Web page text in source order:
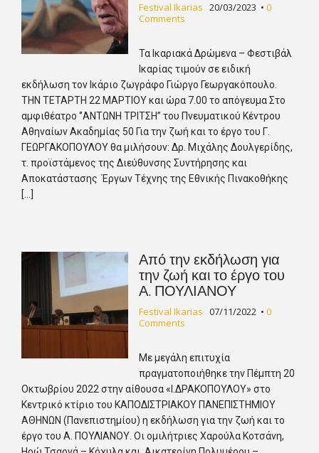
Festival Ikarias 20/03/2023 • 0
Comments
Τα Ικαριακά Δρώμενα – Φεστιβάλ
Ικαρίας τιμούν σε ειδική
εκδήλωση τον Ικάριο ζωγράφο Γιώργο Γεωργακόπουλο.
ΤΗΝ ΤΕΤΑΡΤΗ 22 ΜΑΡΤΙΟΥ και ώρα 7.00 το απόγευμα Στο
αμφιθέατρο ‘’ΑΝΤΩΝΗ ΤΡΙΤΣΗ’’ του Πνευματικού Κέντρου
Αθηναίων Ακαδημίας 50 Για την ζωή και το έργο του Γ.
ΓΕΩΡΓΑΚΟΠΟΥΛΟΥ θα μιλήσουν: Δρ. Μιχάλης Δουλγερίδης,
τ. προϊστάμενος της Διεύθυνσης Συντήρησης και
Αποκατάστασης Έργων Τέχνης της Εθνικής Πινακοθήκης
[…]
Από την εκδήλωση για
την ζωή και το έργο του
Α. ΠΟΥΛΙΑΝΟΥ
Festival Ikarias 07/11/2022 • 0
Comments
Με μεγάλη επιτυχία
πραγματοποιήθηκε την Πέμπτη 20
Οκτωβρίου 2022 στην αίθουσα «Ι.ΔΡΑΚΟΠΟΥΛΟΥ» στο
Κεντρικό κτίριο του ΚΑΠΟΔΙΣΤΡΙΑΚΟΥ ΠΑΝΕΠΙΣΤΗΜΙΟΥ
ΑΘΗΝΩΝ (Πανεπιστημίου) η εκδήλωση για την ζωή και το
έργο του Α. ΠΟΥΛΙΑΝΟΥ. Οι ομιλήτριες Χαρούλα Κοτσάνη,